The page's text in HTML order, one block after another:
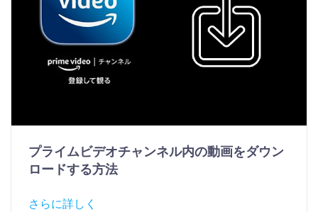
プライムビデオチャンネル内の動画をダウン
ロードする方法
さらに詳しく